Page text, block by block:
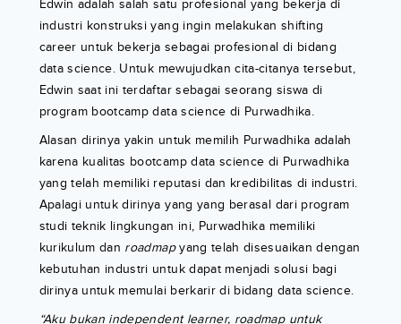
Edwin adalah salah satu profesional yang bekerja di
industri konstruksi yang ingin melakukan shifting
career untuk bekerja sebagai profesional di bidang
data science. Untuk mewujudkan cita-citanya tersebut,
Edwin saat ini terdaftar sebagai seorang siswa di
program bootcamp data science di Purwadhika.
Alasan dirinya yakin untuk memilih Purwadhika adalah
karena kualitas bootcamp data science di Purwadhika
yang telah memiliki reputasi dan kredibilitas di industri.
Apalagi untuk dirinya yang yang berasal dari program
studi teknik lingkungan ini, Purwadhika memiliki
kurikulum dan roadmapyang telah disesuaikan dengan
kebutuhan industri untuk dapat menjadi solusi bagi
dirinya untuk memulai berkarir di bidang data science.
“Aku bukan independent learner, roadmap untuk